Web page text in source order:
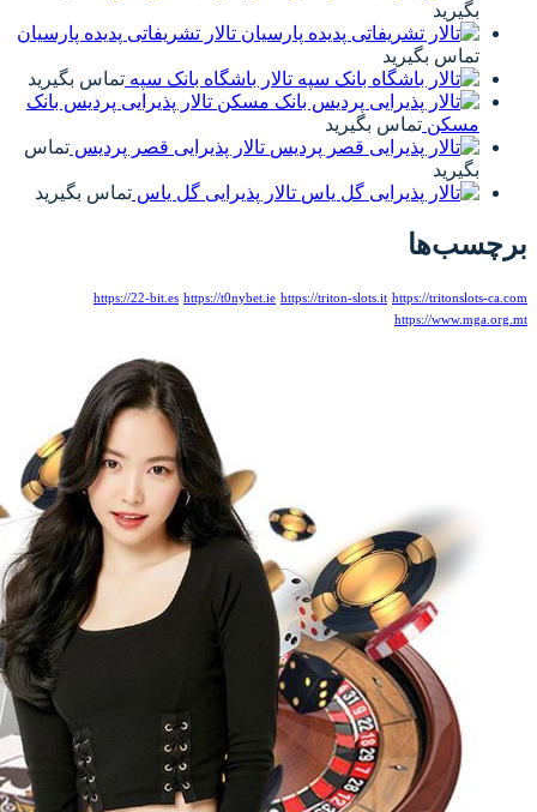
پدیده پارسیان
سپه تماس بگیرید
پذیرایی پردیس بانک
قصر پردیس تماس
یاس تماس بگیرید
https://22-bit.es